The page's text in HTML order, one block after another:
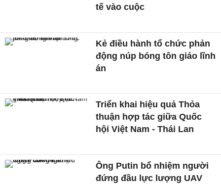
tế vào cuộc
Kẻ điều hành tổ chức phản
động núp bóng tôn giáo lĩnh
án
Triển khai hiệu quả Thỏa
thuận hợp tác giữa Quốc
hội Việt Nam - Thái Lan
Ông Putin bổ nhiệm người
đứng đầu lực lượng UAV